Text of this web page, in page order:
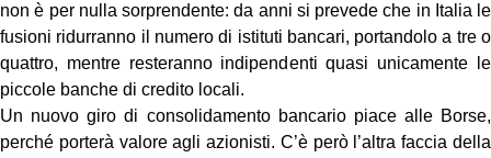
non è per nulla sorprendente: da anni si prevede che in Italia le
fusioni ridurranno il numero di istituti bancari, portandolo a tre o
quattro, mentre resteranno indipendenti quasi unicamente le
piccole banche di credito locali.
Un nuovo giro di consolidamento bancario piace alle Borse,
perché porterà valore agli azionisti. C’è però l’altra faccia della